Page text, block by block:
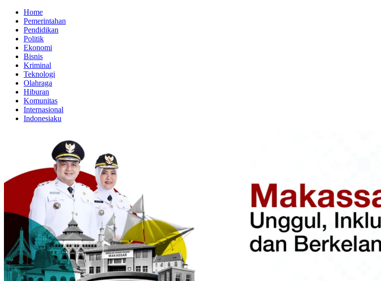
Home
Pemerintahan
Pendidikan
Politik
Ekonomi
Bisnis
Kriminal
Teknologi
Olahraga
Hiburan
Komunitas
Internasional
Indonesiaku